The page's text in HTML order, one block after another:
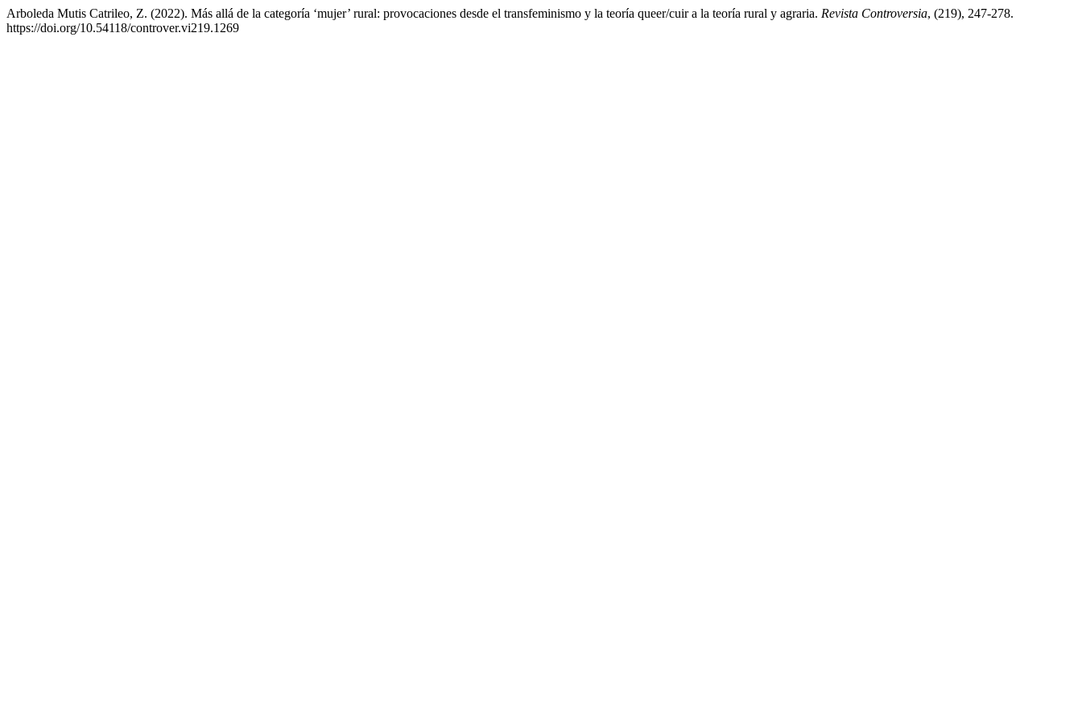
Arboleda Mutis Catrileo, Z. (2022). Más allá de la categoría ‘mujer’ rural: provocaciones desde el transfeminismo y la teoría queer/cuir a la teoría rural y agraria. Revista Controversia, (219), 247-278.
https://doi.org/10.54118/controver.vi219.1269